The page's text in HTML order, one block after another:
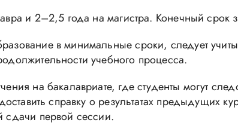
и 2–2,5 года на магистра. Конечный срок
в минимальные сроки, следует
учебного процесса.
на бакалавриате, где студенты могут
справку о результатах предыдущих
сдачи первой сессии.